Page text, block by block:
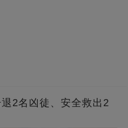
2名凶徒、安全救出2